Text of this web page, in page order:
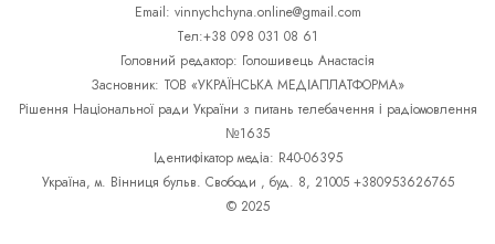
Email: vinnychchyna.online@gmail.com
Тел:+38 098 031 08 61
Головний редактор: Голошивець Анастасія
Засновник: ТОВ «УКРАЇНСЬКА МЕДІАПЛАТФОРМА»
Рішення Національної ради України з питань телебачення і радіомовлення
№1635
Ідентифікатор медіа: R40-06395
Україна, м. Вінниця бульв. Свободи , буд. 8, 21005 +380953626765
© 2025